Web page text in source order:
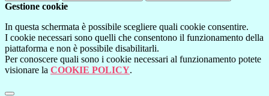
Gestione cookie
In questa schermata è possibile scegliere quali cookie consentire.
I cookie necessari sono quelli che consentono il funzionamento della
piattaforma e non è possibile disabilitarli.
Per conoscere quali sono i cookie necessari al funzionamento potete
visionare la COOKIE POLICY.